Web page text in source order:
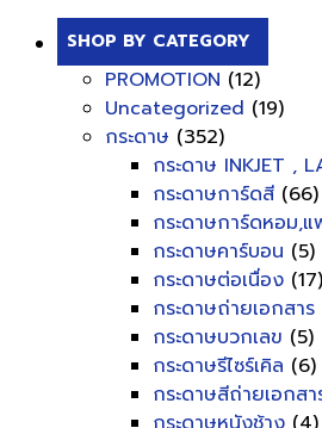
SHOP BY CATEGORY
PROMOTION (12)
Uncategorized (19)
กระดาษ (352)
กระดาษ INKJET ,
กระดาษการ์ดสี (66)
กระดาษการ์ดหอม,
กระดาษคาร์บอน (5)
กระดาษต่อเนื่อง (17)
กระดาษถ่ายเอกสาร
กระดาษบวกเลข (5)
กระดาษรีไซร์เคิล (6)
กระดาษสีถ่ายเอกสา